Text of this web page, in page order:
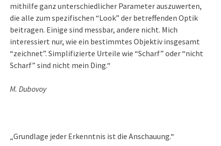
mithilfe ganz unterschiedlicher Parameter auszuwerten,
die alle zum spezifischen “Look” der betreffenden Optik
beitragen. Einige sind messbar, andere nicht. Mich
interessiert nur, wie ein bestimmtes Objektiv insgesamt
“zeichnet”. Simplifizierte Urteile wie “Scharf” oder “nicht
Scharf” sind nicht mein Ding.“
M. Dubovoy
„Grundlage jeder Erkenntnis ist die Anschauung.“